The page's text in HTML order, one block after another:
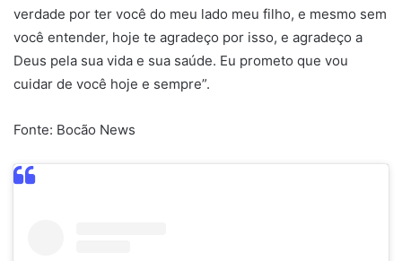
verdade por ter você do meu lado meu filho, e mesmo sem
você entender, hoje te agradeço por isso, e agradeço a
Deus pela sua vida e sua saúde. Eu prometo que vou
cuidar de você hoje e sempre”.
Fonte: Bocão News